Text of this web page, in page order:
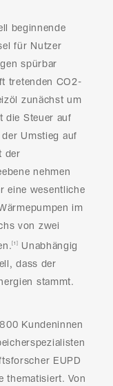
beginnende
für Nutzer
spürbar
tretenden CO2-
zunächst um
die Steuer auf
Umstieg auf
der
nehmen
eine wesentliche
im
von zwei
[1]
Unabhängig
dass der
stammt.
Kundeninnen
EUPD
thematisiert. Von